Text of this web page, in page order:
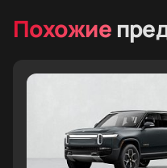
Похожие